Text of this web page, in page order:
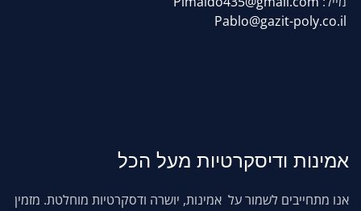
Pablo@gazit-poly.co.il
אמינות ודיסקרטיות מעל הכל
אנו מתחייבים לשמור על אמינות, יושרה ודסקרטיות מוחלטת. מזמין